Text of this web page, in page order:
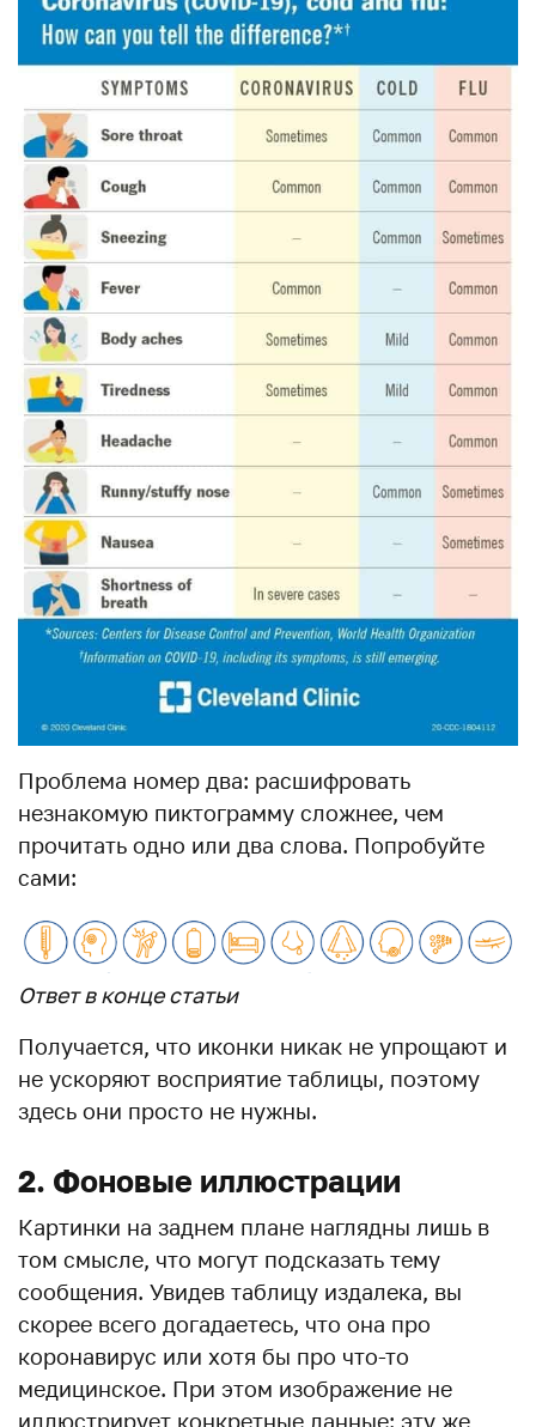
Проблема номер два: расшифровать
незнакомую пиктограмму сложнее, чем
прочитать одно или два слова. Попробуйте
сами:
Ответ в конце статьи
Получается, что иконки никак не упрощают и
не ускоряют восприятие таблицы, поэтому
здесь они просто не нужны.
2. Фоновые иллюстрации
Картинки на заднем плане наглядны лишь в
том смысле, что могут подсказать тему
сообщения. Увидев таблицу издалека, вы
скорее всего догадаетесь, что она про
коронавирус или хотя бы про что-то
медицинское. При этом изображение не
иллюстрирует конкретные данные: эту же